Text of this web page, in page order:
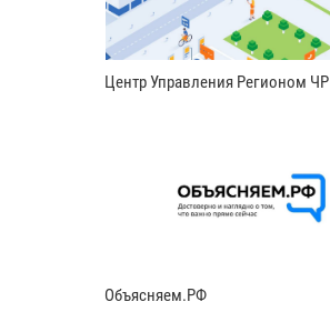
Центр Управления Регионом ЧР
Объясняем.РФ